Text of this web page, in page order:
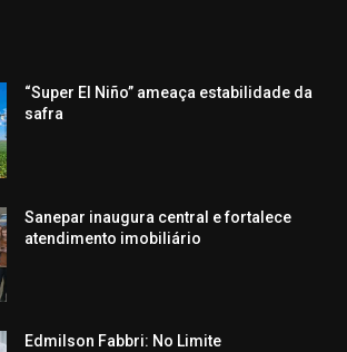
“Super El Niño” ameaça estabilidade da
safra
Sanepar inaugura central e fortalece
atendimento imobiliário
Edmilson Fabbri: No Limite